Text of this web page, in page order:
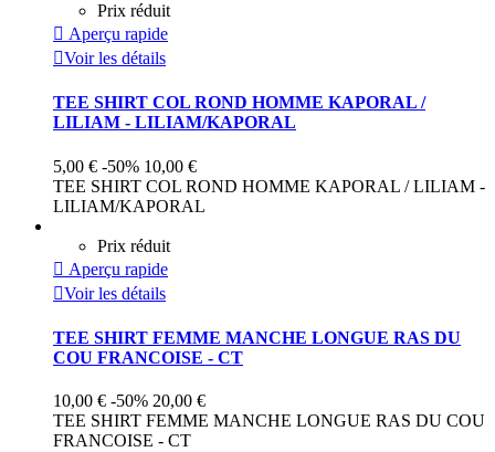
Prix réduit
 Aperçu rapide
Voir les détails
TEE SHIRT COL ROND HOMME KAPORAL /
LILIAM - LILIAM/KAPORAL
5,00 € -50% 10,00 €
TEE SHIRT COL ROND HOMME KAPORAL / LILIAM -
LILIAM/KAPORAL
Prix réduit
 Aperçu rapide
Voir les détails
TEE SHIRT FEMME MANCHE LONGUE RAS DU
COU FRANCOISE - CT
10,00 € -50% 20,00 €
TEE SHIRT FEMME MANCHE LONGUE RAS DU COU
FRANCOISE - CT